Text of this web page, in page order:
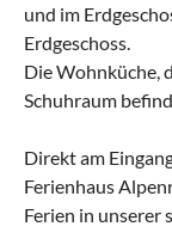
und im
Erdgeschoss.
Die Wohnküche,
Schuhraum
Direkt am
Ferienhaus
Ferien in unserer